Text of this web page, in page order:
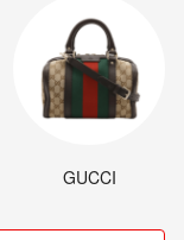
GUCCI